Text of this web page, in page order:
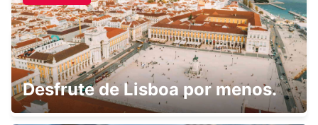
EBERSWALDE
EBERSWALDE - GERMANY
Desfrute de Lisboa por menos.